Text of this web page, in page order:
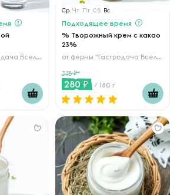
Вселуг"
Ср Чт Пт Сб Вс
Подходящее время
% Творожный крем с какао
23%
от фермы "Гастродача Вселуг"
315
280 / 180 г